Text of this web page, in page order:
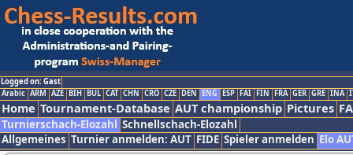
Logged on: Gast
Arabic ARM AZE BIH BUL CAT CHN CRO CZE DEN ENG ESP FAI FIN FRA GER GRE INA
Home Tournament-Database AUT championship Pictures
Turnierschach-Elozahl Schnellschach-Elozahl
Allgemeines Turnier anmelden: AUT FIDE Spieler anmelden Elo